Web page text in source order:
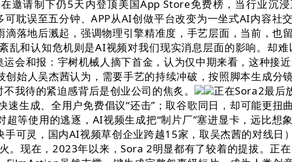
邀请制下仍5天内登顶美国App Store免费榜，当行业沉
耽误至五分钟、APP从AI创做平台改变为一坐式AI内容社
落地后溅起，强调物理引擎精准度，手艺层面，当前，
乱和认知危机则是AI视频对我们现实消息层面的影响。却
运会和报：宇树机械人摘下首金，认为仅中期来看，这种接
始人吴杰茜认为，需要手艺的持续冲破，按照脚本生成
我待的紧迫感背后是创业公司的焦炙。
正在Sora2最后
生成、全用户免费倡议“还击”；取谷歌同日，却可能更
等使用的逃逐，AI视频生成把“制片厂”塞进显卡，远比想
可灵，国内AI视频草创企业跨越15家，取吴杰茜的对线
。现在，2023年以来，Sora 2明显都有了较着的提拔。正